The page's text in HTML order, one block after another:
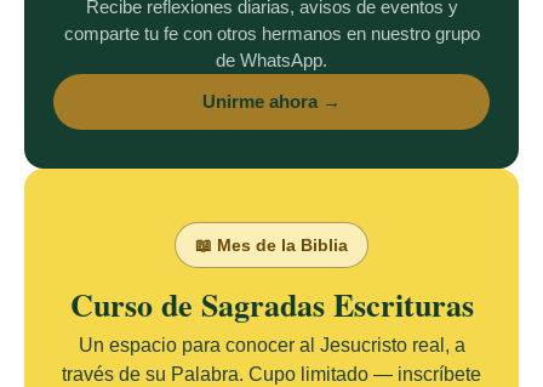
Recibe reflexiones diarias, avisos de eventos y
comparte tu fe con otros hermanos en nuestro grupo
de WhatsApp.
Unirme ahora →
📖 Mes de la Biblia
Curso de Sagradas Escrituras
Un espacio para conocer al Jesucristo real, a
través de su Palabra. Cupo limitado — inscríbete